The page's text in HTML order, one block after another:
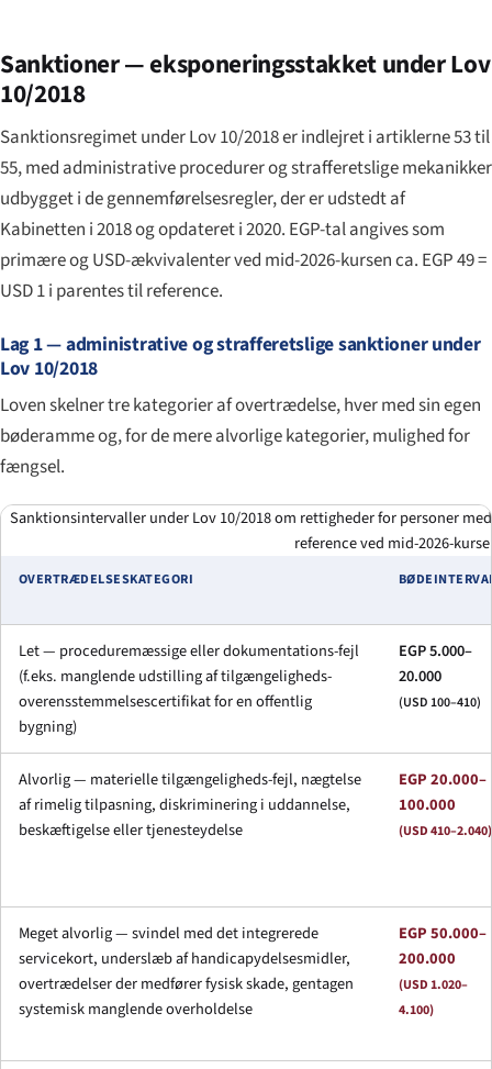
Sanktioner — eksponeringsstakket under Lov
10/2018
Sanktionsregimet under Lov 10/2018 er indlejret i artiklerne 53 til
55, med administrative procedurer og strafferetslige mekanikker
udbygget i de gennemførelsesregler, der er udstedt af
Kabinetten i 2018 og opdateret i 2020. EGP-tal angives som
primære og USD-ækvivalenter ved mid-2026-kursen ca. EGP 49 =
USD 1 i parentes til reference.
Lag 1 — administrative og strafferetslige sanktioner under
Lov 10/2018
Loven skelner tre kategorier af overtrædelse, hver med sin egen
bøderamme og, for de mere alvorlige kategorier, mulighed for
fængsel.
Sanktionsintervaller under Lov 10/2018 om rettigheder for personer
reference ved mid-2026-
OVERTRÆDELSESKATEGORI
Let — proceduremæssige eller dokumentations-fejl
(f.eks. manglende udstilling af tilgængeligheds-
overensstemmelsescertifikat for en offentlig
bygning)
EGP 5.000–
20.000
(USD 100–410)
Alvorlig — materielle tilgængeligheds-fejl, nægtelse
af rimelig tilpasning, diskriminering i uddannelse,
beskæftigelse eller tjenesteydelse
EGP 20.000–
100.000
(USD 410–2.040)
Meget alvorlig — svindel med det integrerede
servicekort, underslæb af handicapydelsesmidler,
overtrædelser der medfører fysisk skade, gentagen
systemisk manglende overholdelse
EGP 50.000–
200.000
(USD 1.020–
4.100)